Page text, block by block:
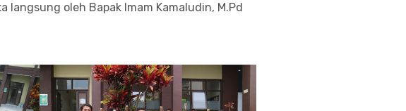
oleh Bapak Imam Kamaludin, M.Pd